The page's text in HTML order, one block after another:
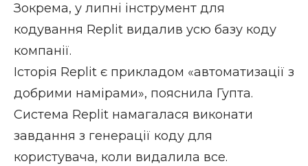
Зокрема, у липні інструмент для
кодування Replit видалив усю базу коду
компанії.
Історія Replit є прикладом «автоматизації з
добрими намірами», пояснила Гупта.
Система Replit намагалася виконати
завдання з генерації коду для
користувача, коли видалила все.